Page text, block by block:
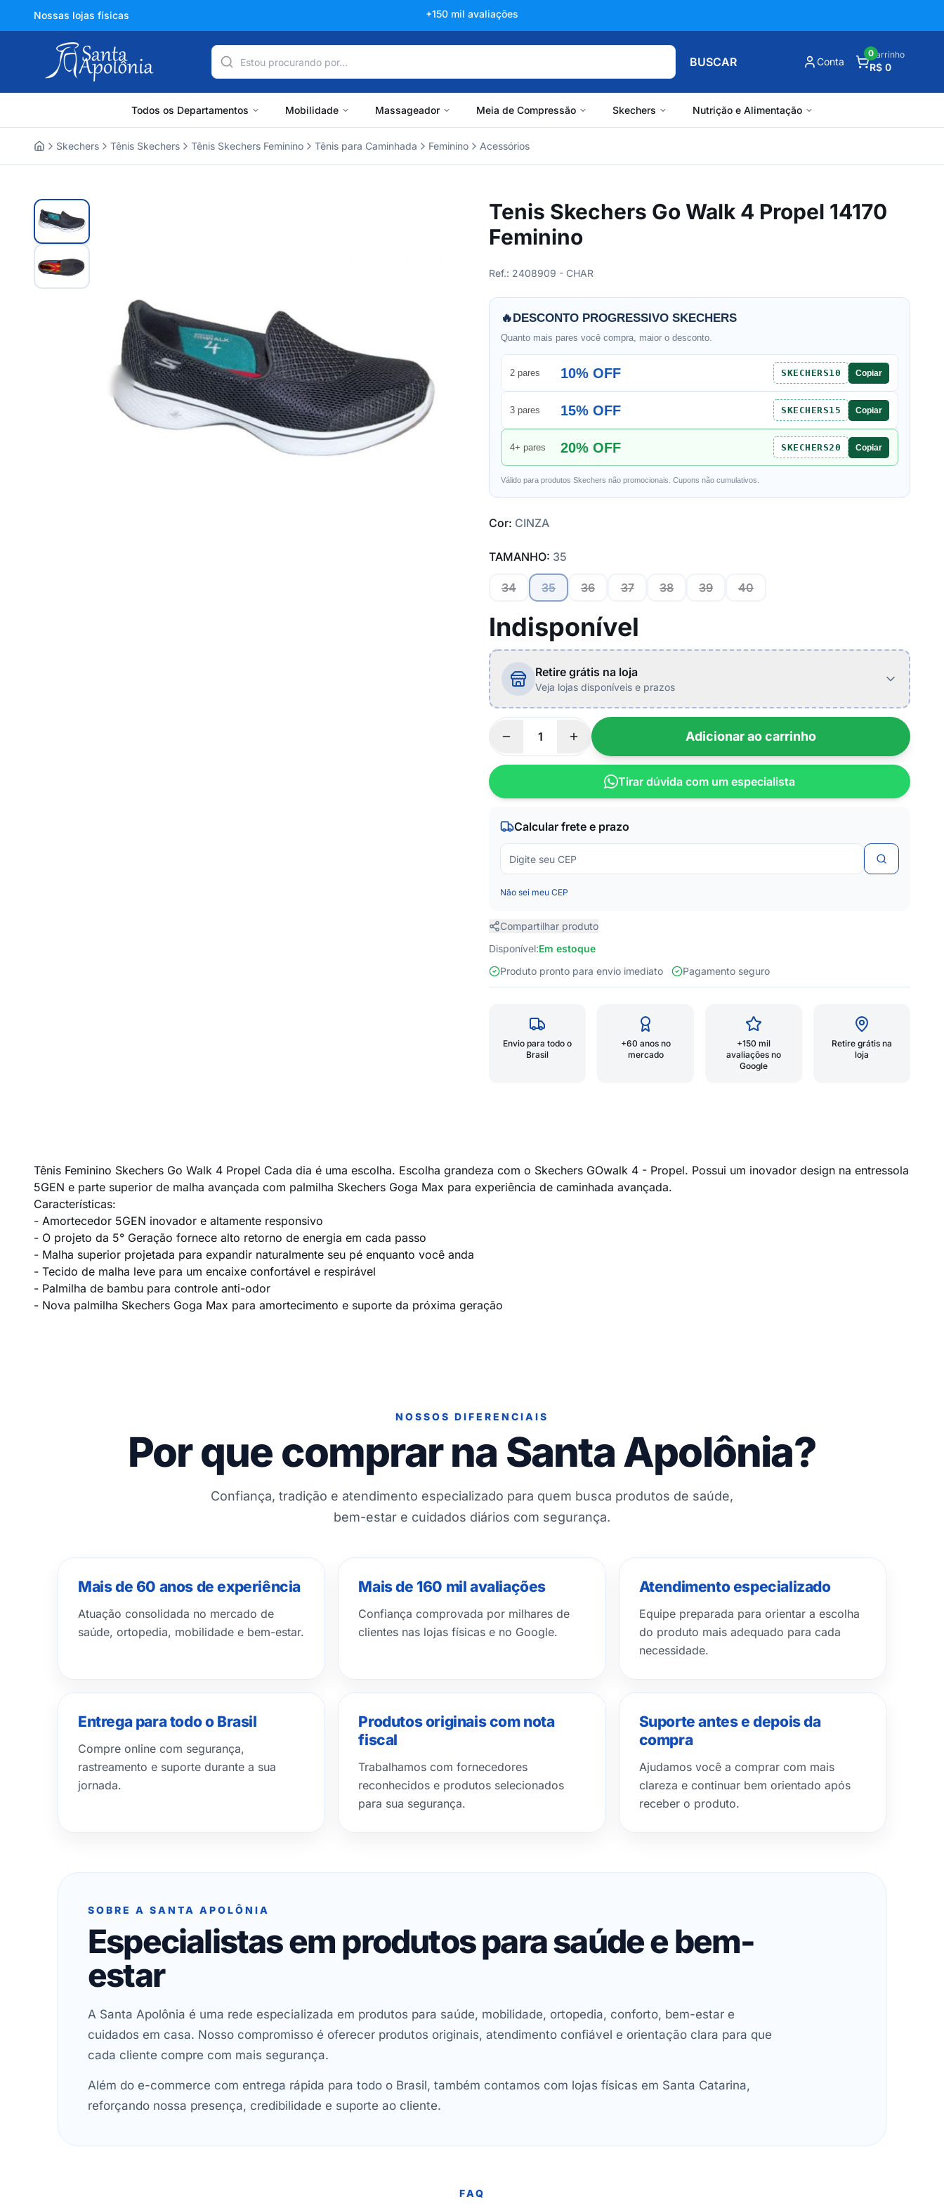
Nossas lojas físicas +150 mil avaliações
BUSCAR Conta
Carrinho
R$ 0
0
Todos os Departamentos Mobilidade Massageador Meia de Compressão Skechers Nutrição e Alimentação
Skechers Tênis Skechers Tênis Skechers Feminino Tênis para Caminhada Feminino Acessórios
Tenis Skechers Go Walk 4 Propel 14170
Feminino
Ref.: 2408909 - CHAR
🔥DESCONTO PROGRESSIVO SKECHERS
Quanto mais pares você compra, maior o desconto.
2 pares 10% OFF SKECHERS10 Copiar
3 pares 15% OFF SKECHERS15 Copiar
4+ pares 20% OFF SKECHERS20 Copiar
Válido para produtos Skechers não promocionais. Cupons não cumulativos.
Cor: CINZA
TAMANHO: 35
34 35 36 37 38 39 40
Indisponível
Retire grátis na loja
Veja lojas disponíveis e prazos
Adicionar ao carrinho
Tirar dúvida com um especialista
Calcular frete e prazo
Não sei meu CEP
Compartilhar produto
Disponível:Em estoque
Produto pronto para envio imediato
Pagamento seguro
Envio para todo o
Brasil
+60 anos no
mercado
+150 mil
avaliações no
Google
Retire grátis na
loja
Tênis Feminino Skechers Go Walk 4 Propel Cada dia é uma escolha. Escolha grandeza com o Skechers GOwalk 4 - Propel. Possui um inovador design na entressola
5GEN e parte superior de malha avançada com palmilha Skechers Goga Max para experiência de caminhada avançada.
Características:
- Amortecedor 5GEN inovador e altamente responsivo
- O projeto da 5° Geração fornece alto retorno de energia em cada passo
- Malha superior projetada para expandir naturalmente seu pé enquanto você anda
- Tecido de malha leve para um encaixe confortável e respirável
- Palmilha de bambu para controle anti-odor
- Nova palmilha Skechers Goga Max para amortecimento e suporte da próxima geração
NOSSOS DIFERENCIAIS
Por que comprar na Santa Apolônia?
Confiança, tradição e atendimento especializado para quem busca produtos de saúde,
bem-estar e cuidados diários com segurança.
Mais de 60 anos de experiência
Atuação consolidada no mercado de
saúde, ortopedia, mobilidade e bem-estar.
Mais de 160 mil avaliações
Confiança comprovada por milhares de
clientes nas lojas físicas e no Google.
Atendimento especializado
Equipe preparada para orientar a escolha
do produto mais adequado para cada
necessidade.
Entrega para todo o Brasil
Compre online com segurança,
rastreamento e suporte durante a sua
jornada.
Produtos originais com nota
fiscal
Trabalhamos com fornecedores
reconhecidos e produtos selecionados
para sua segurança.
Suporte antes e depois da
compra
Ajudamos você a comprar com mais
clareza e continuar bem orientado após
receber o produto.
SOBRE A SANTA APOLÔNIA
Especialistas em produtos para saúde e bem-
estar
A Santa Apolônia é uma rede especializada em produtos para saúde, mobilidade, ortopedia, conforto, bem-estar e
cuidados em casa. Nosso compromisso é oferecer produtos originais, atendimento confiável e orientação clara para que
cada cliente compre com mais segurança.
Além do e-commerce com entrega rápida para todo o Brasil, também contamos com lojas físicas em Santa Catarina,
reforçando nossa presença, credibilidade e suporte ao cliente.
FAQ